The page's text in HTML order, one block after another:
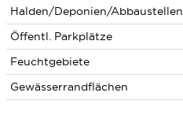
Halden/Deponien/Abbaustellen
Öffentl. Parkplätze
Feuchtgebiete
Gewässerrandflächen